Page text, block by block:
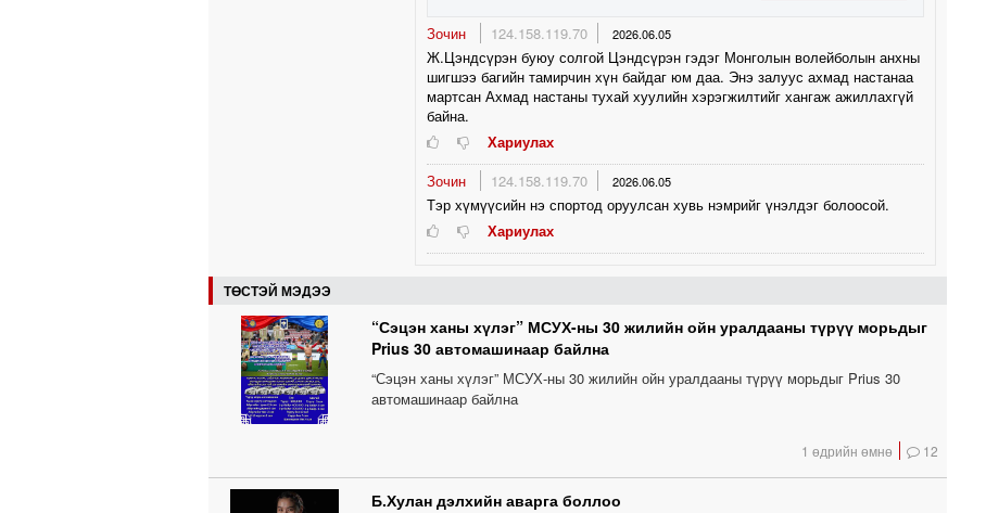
Зочин 124.158.119.70 2026.06.05
Ж.Цэндсүрэн буюу солгой Цэндсүрэн гэдэг Монголын волейболын анхны
шигшээ багийн тамирчин хүн байдаг юм даа. Энэ залуус ахмад настанаа
мартсан Ахмад настаны тухай хуулийн хэрэгжилтийг хангаж ажиллахгүй
байна.
Хариулах
Зочин
124.158.119.70 2026.06.05
Тэр хүмүүсийн нэ спортод оруулсан хувь нэмрийг үнэлдэг болоосой.
Хариулах
ТӨСТЭЙ МЭДЭЭ
“Сэцэн ханы хүлэг” МСУХ-ны 30 жилийн ойн уралдааны түрүү морьдыг
Prius 30 автомашинаар байлна
“Сэцэн ханы хүлэг” МСУХ-ны 30 жилийн ойн уралдааны түрүү морьдыг Prius 30
автомашинаар байлна
1 өдрийн өмнө 12
Б.Хулан дэлхийн аварга боллоо